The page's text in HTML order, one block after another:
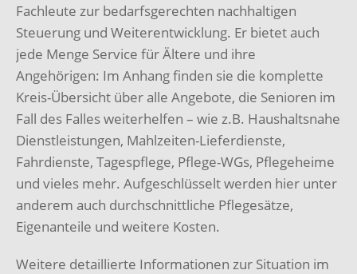
Fachleute zur bedarfsgerechten nachhaltigen
Steuerung und Weiterentwicklung. Er bietet auch
jede Menge Service für Ältere und ihre
Angehörigen: Im Anhang finden sie die komplette
Kreis-Übersicht über alle Angebote, die Senioren im
Fall des Falles weiterhelfen – wie z.B. Haushaltsnahe
Dienstleistungen, Mahlzeiten-Lieferdienste,
Fahrdienste, Tagespflege, Pflege-WGs, Pflegeheime
und vieles mehr. Aufgeschlüsselt werden hier unter
anderem auch durchschnittliche Pflegesätze,
Eigenanteile und weitere Kosten.
Weitere detaillierte Informationen zur Situation im